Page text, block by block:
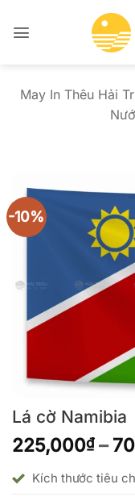
qua
May In Thêu Hải
-10%
Lá cờ Namibia
225,000₫ –
Kích thước tiêu